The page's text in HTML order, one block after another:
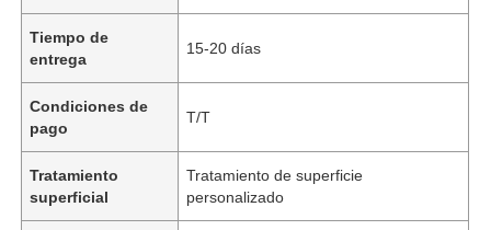
Tiempo de
entrega
15-20 días
Condiciones de
pago
T/T
Tratamiento
superficial
Tratamiento de superficie
personalizado